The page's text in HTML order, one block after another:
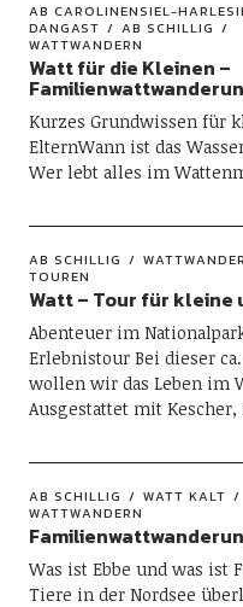
AB CAROLINENSIEL-
DANGAST
AB SCHILLIG
WATTWANDERN
Watt für die Kleinen –
Kurzes Grundwissen für
ElternWann ist das
Wer lebt alles im
AB SCHILLIG
TOUREN
Watt – Tour für kleine
Abenteuer im
Erlebnistour Bei dieser
wollen wir das Leben im
Ausgestattet mit
AB SCHILLIG
WATT KALT
WATTWANDERN
Was ist Ebbe und was ist
Tiere in der Nordsee